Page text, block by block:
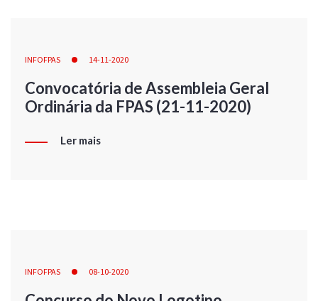
INFOFPAS 14-11-2020
Convocatória de Assembleia Geral
Ordinária da FPAS (21-11-2020)
Ler mais
INFOFPAS 08-10-2020